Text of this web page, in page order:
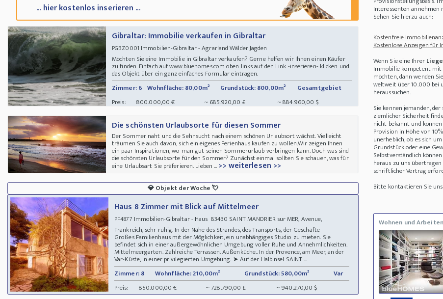
... hier kostenlos inserieren ...
Gibraltar: Immobilie verkaufen in Gibraltar
PGBZ0001 Immobilien-Gibraltar - Agrarland Wälder Jagden
Möchten Sie eine Immobilie in Gibraltar verkaufen? Gerne helfen wir Ihnen einen Käufer
zu finden. Einfach auf www.bluehomes.com oben links auf den Link -inserieren- klicken und
das Objekt über ein ganz einfaches Formular eintragen.
Zimmer: 6 Wohnfläche: 80,00m² Grundstück: 800,00m²
Gesamtgebiet
Preis:
800.000,00 € ~ 685.920,00 £ ~ 884.960,00 $
Die schönsten Urlaubsorte für diesen Sommer
Der Sommer naht und die Sehnsucht nach einem schönen Urlaubsort wächst. Vielleicht
träumen Sie auch davon, sich ein eigenes Ferienhaus kaufen zu wollen.Wir zeigen Ihnen
ein paar Inspirationen, wo man gut seinen Sommerurlaub verbringen kann. Doch was sind
die schönsten Urlaubsorte für den Sommer? Zunächst einmal sollten Sie schauen, was für
eine Urlaubsart Sie präferieren. Lieben ...>> weiterlesen >>
💎Objekt der Woche💘
Haus 8 Zimmer mit Blick auf Mittelmeer
PF4877 Immobilien-Gibraltar - Haus 83430 SAINT MANDRIER sur MER, Avenue,
Frankreich, sehr ruhig. In der Nähe des Strandes, des Transports, der Geschäfte
Großes Familienhaus mit der Möglichkeit, ein unabhängiges Studio zu mieten. Sie
befindet sich in einer außergewöhnlichen Umgebung voller Ruhe und Annehmlichkeiten.
Mittelmeergarten. Zahlreiche Terrassen. Außenküche.. In der Provence, am Meer, an der
Var-Küste, in einer privilegierten Umgebung. ➤ Auf der Halbinsel SAINT ...
Zimmer: 8
Wohnfläche: 210,00m² Grundstück: 580,00m²
Var
Preis:
850.000,00 € ~ 728.790,00 £ ~ 940.270,00 $
Interessenten annehmen
Sehen Sie hierzu auch:
Kostenfreie
Kostenlose Anzeigen für
Wenn Sie eine Ihrer
Immobilie kompetent mit
möchten, dann wenden
weltweit über 10.000 bei
heraussuchen.
Sie kennen jemanden, der
ziemlicher Sicherheit
nicht bekannt und
Provision in Höhe von
unerheblich, ob es sich
Grundstück oder eine
Selbstverständlich
heraus zu uns
schriftlicher Vertrag
Bitte kontaktieren Sie
Wohnen und Arbeiten